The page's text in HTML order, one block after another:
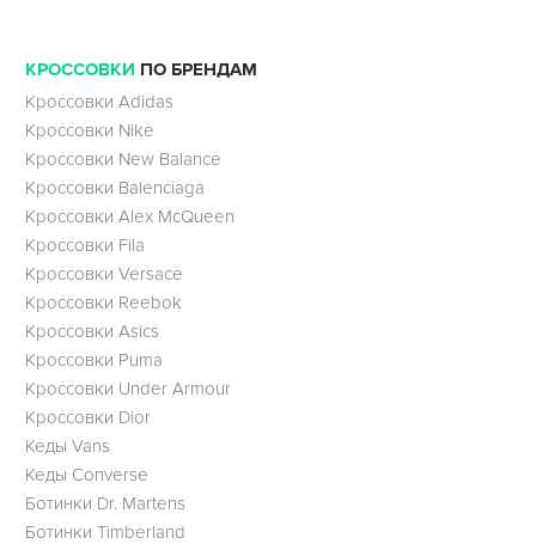
КРОССОВКИ ПО БРЕНДАМ
Кроссовки Adidas
Кроссовки Nike
Кроссовки New Balance
Кроссовки Balenciaga
Кроссовки Alex McQueen
Кроссовки Fila
Кроссовки Versace
Кроссовки Reebok
Кроссовки Asics
Кроссовки Puma
Кроссовки Under Armour
Кроссовки Dior
Кеды Vans
Кеды Converse
Ботинки Dr. Martens
Ботинки Timberland